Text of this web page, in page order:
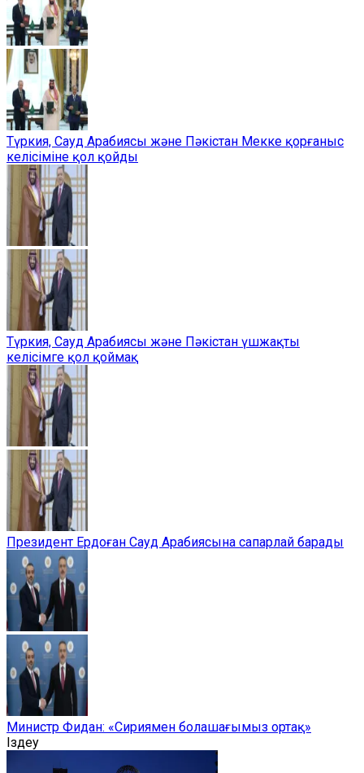
Түркия, Сауд Арабиясы және Пәкістан Мекке қорғаныс
келісіміне қол қойды
Түркия, Сауд Арабиясы және Пәкістан үшжақты
келісімге қол қоймақ
Президент Ердоған Сауд Арабиясына сапарлай барады
Министр Фидан: «Сириямен болашағымыз ортақ»
Іздеу